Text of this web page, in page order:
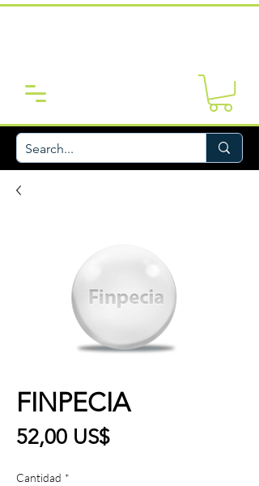
FINPECIA
52,00 US$Precio
Cantidad *